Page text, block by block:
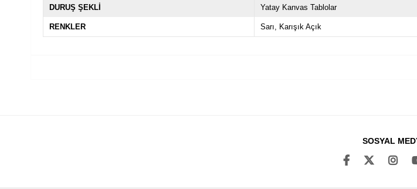
DURUŞ ŞEKLİ Yatay Kanvas Tablolar
RENKLER Sarı Karışık Açık
SOSYAL